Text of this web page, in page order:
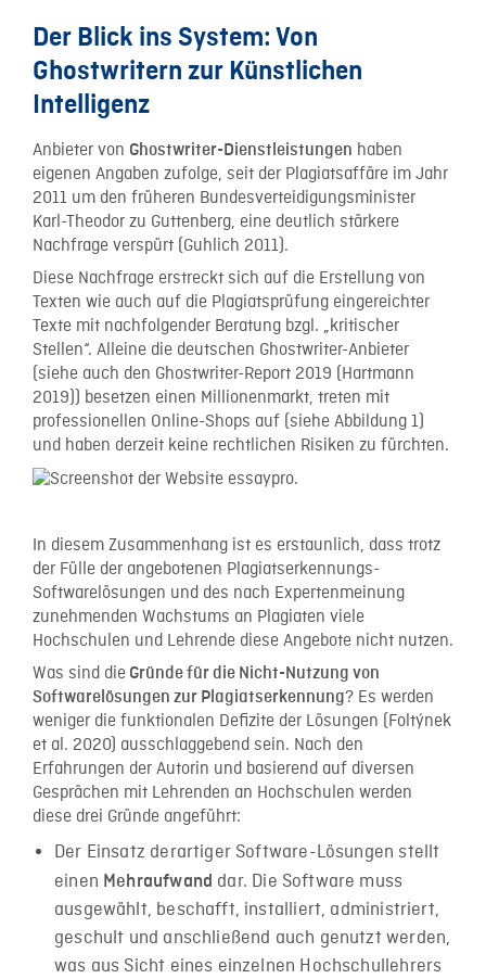
Der Blick ins System: Von
Ghostwritern zur Künstlichen
Intelligenz
Anbieter von Ghostwriter-Dienstleistungen haben
eigenen Angaben zufolge, seit der Plagiatsaffäre im Jahr
2011 um den früheren Bundesverteidigungsminister
Karl-Theodor zu Guttenberg, eine deutlich stärkere
Nachfrage verspürt (Guhlich 2011).
Diese Nachfrage erstreckt sich auf die Erstellung von
Texten wie auch auf die Plagiatsprüfung eingereichter
Texte mit nachfolgender Beratung bzgl. „kritischer
Stellen“. Alleine die deutschen Ghostwriter-Anbieter
(siehe auch den Ghostwriter-Report 2019 (Hartmann
2019)) besetzen einen Millionenmarkt, treten mit
professionellen Online-Shops auf (siehe Abbildung 1)
und haben derzeit keine rechtlichen Risiken zu fürchten.
In diesem Zusammenhang ist es erstaunlich, dass trotz
der Fülle der angebotenen Plagiatserkennungs-
Softwarelösungen und des nach Expertenmeinung
zunehmenden Wachstums an Plagiaten viele
Hochschulen und Lehrende diese Angebote nicht nutzen.
Was sind die Gründe für die Nicht-Nutzung von
Softwarelösungen zur Plagiatserkennung? Es werden
weniger die funktionalen Defizite der Lösungen (Foltýnek
et al. 2020) ausschlaggebend sein. Nach den
Erfahrungen der Autorin und basierend auf diversen
Gesprächen mit Lehrenden an Hochschulen werden
diese drei Gründe angeführt:
Der Einsatz derartiger Software-Lösungen stellt
einen Mehraufwand dar. Die Software muss
ausgewählt, beschafft, installiert, administriert,
geschult und anschließend auch genutzt werden,
was aus Sicht eines einzelnen Hochschullehrers